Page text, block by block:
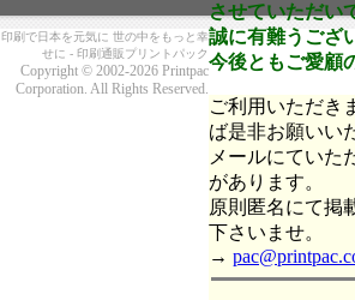
させていただい
誠に有難うござ
今後ともご愛顧
ご利用いただき
ば是非お願いい
メールにていた
があります。
原則匿名にて掲
下さいませ。
→
印刷で日本を元気に 世の中をもっと幸
せに - 印刷通販プリントパック
Copyright © 2002-2026 Printpac
Corporation. All Rights Reserved.